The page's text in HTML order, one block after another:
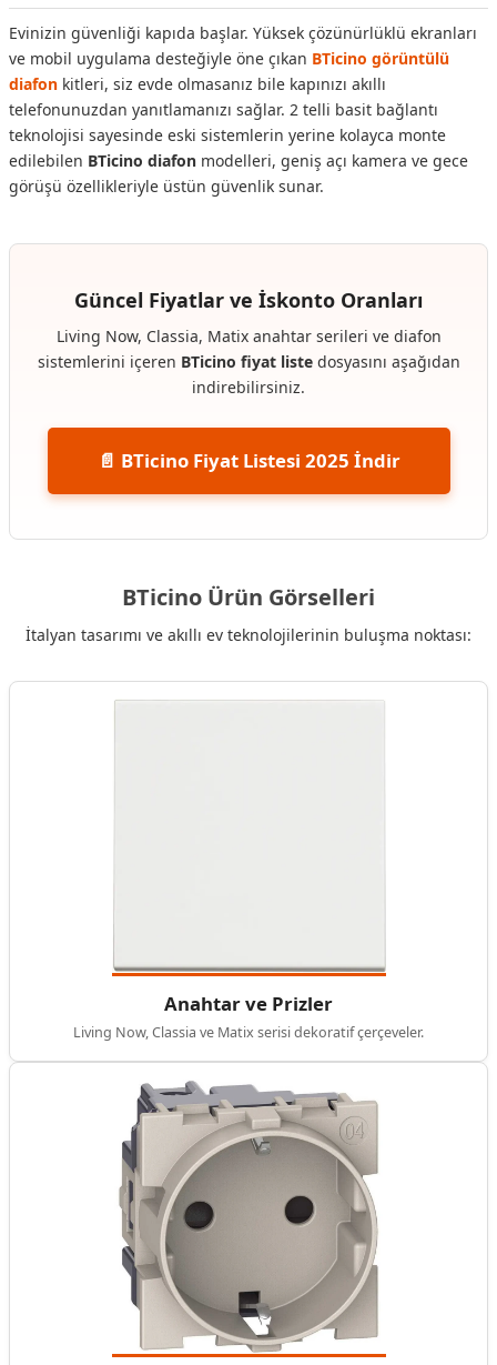
Evinizin güvenliği kapıda başlar. Yüksek çözünürlüklü ekranları
ve mobil uygulama desteğiyle öne çıkan BTicino görüntülü
diafon kitleri, siz evde olmasanız bile kapınızı akıllı
telefonunuzdan yanıtlamanızı sağlar. 2 telli basit bağlantı
teknolojisi sayesinde eski sistemlerin yerine kolayca monte
edilebilen BTicino diafon modelleri, geniş açı kamera ve gece
görüşü özellikleriyle üstün güvenlik sunar.
Güncel Fiyatlar ve İskonto Oranları
Living Now, Classia, Matix anahtar serileri ve diafon
sistemlerini içeren BTicino fiyat listedosyasını aşağıdan
indirebilirsiniz.
📄 BTicino Fiyat Listesi 2025 İndir
BTicino Ürün Görselleri
İtalyan tasarımı ve akıllı ev teknolojilerinin buluşma noktası:
Anahtar ve Prizler
Living Now, Classia ve Matix serisi dekoratif çerçeveler.